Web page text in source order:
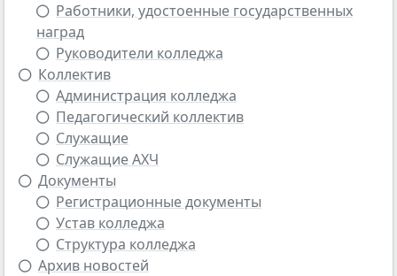
Работники, удостоенные государственных
наград
Руководители колледжа
Коллектив
Администрация колледжа
Педагогический коллектив
Cлужащие
Cлужащие АХЧ
Документы
Регистрационные документы
Устав колледжа
Структура колледжа
Архив новостей